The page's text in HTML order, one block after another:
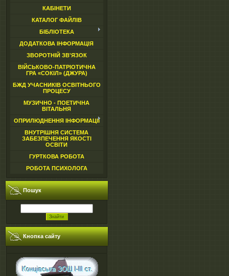
КАБІНЕТИ
КАТАЛОГ ФАЙЛІВ
БІБЛІОТЕКА
ДОДАТКОВА ІНФОРМАЦІЯ
ЗВОРОТНІЙ ЗВ'ЯЗОК
ВІЙСЬКОВО-ПАТРІОТИЧНА
ГРА «СОКІЛ» (ДЖУРА)
БЖД УЧАСНИКІВ ОСВІТНЬОГО
ПРОЦЕСУ
МУЗИЧНО - ПОЕТИЧНА
ВІТАЛЬНЯ
ОПРИЛЮДНЕННЯ ІНФОРМАЦІЇ
ВНУТРІШНЯ СИСТЕМА
ЗАБЕЗПЕЧЕННЯ ЯКОСТІ
ОСВІТИ
ГУРТКОВА РОБОТА
РОБОТА ПСИХОЛОГА
Пошук
Кнопка сайту